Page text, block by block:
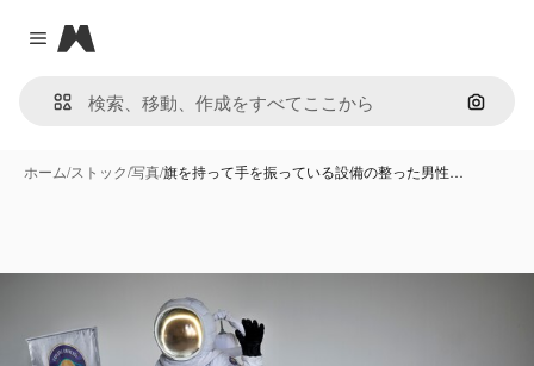
Close menu
Magnific
画像で
ホーム/ストック/写真/旗を持って手を振っている設備の整った男性…